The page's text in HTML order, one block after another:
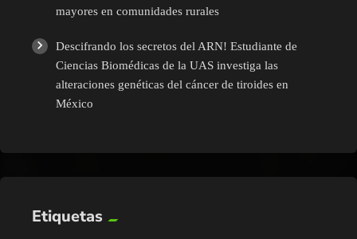
mayores en comunidades rurales
Descifrando los secretos del ARN! Estudiante de
Ciencias Biomédicas de la UAS investiga las
alteraciones genéticas del cáncer de tiroides en
México
Etiquetas